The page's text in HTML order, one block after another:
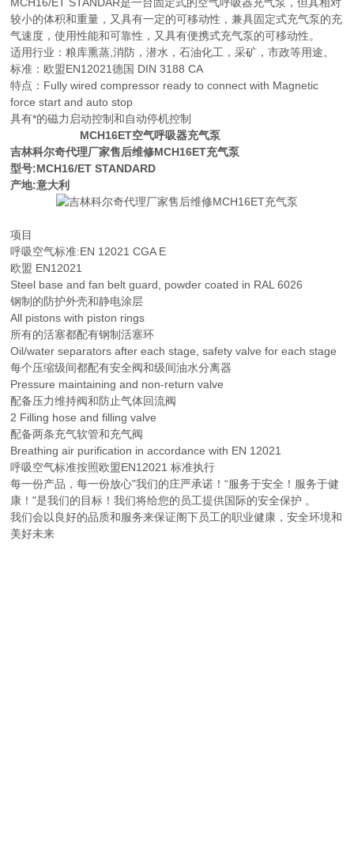
较小的体积和重量，又具有一定的可移动性，兼具固定式充气泵的充
气速度，使用性能和可靠性，又具有便携式充气泵的可移动性。
适用行业：粮库熏蒸,消防，潜水，石油化工，采矿，市政等用途。
标准：欧盟EN12021德国 DIN 3188 CA
特点：Fully wired compressor ready to connect with Magnetic
force start and auto stop
具有*的磁力启动控制和自动停机控制
MCH16ET空气呼吸器充气泵
吉林科尔奇代理厂家售后维修MCH16ET充气泵
型号:MCH16/ET STANDARD
产地:意大利
项目
呼吸空气标准:EN 12021 CGA E
欧盟 EN12021
Steel base and fan belt guard, powder coated in RAL 6026
钢制的防护外壳和静电涂层
All pistons with piston rings
所有的活塞都配有钢制活塞环
Oil/water separators after each stage, safety valve for each stage
每个压缩级间都配有安全阀和级间油水分离器
Pressure maintaining and non-return valve
配备压力维持阀和防止气体回流阀
2 Filling hose and filling valve
配备两条充气软管和充气阀
Breathing air purification in accordance with EN 12021
呼吸空气标准按照欧盟EN12021 标准执行
每一份产品，每一份放心"我们的庄严承诺！“服务于安全！服务于健
康！"是我们的目标！我们将给您的员工提供国际的安全保护 。
我们会以良好的品质和服务来保证阁下员工的职业健康，安全环境和
美好未来